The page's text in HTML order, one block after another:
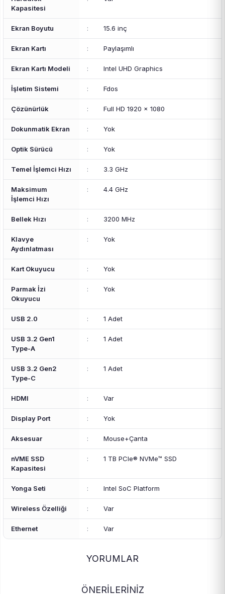
Kapasitesi
Ekran Boyutu : 15.6 inç
Ekran Kartı : Paylaşımlı
Ekran Kartı Modeli : Intel UHD Graphics
İşletim Sistemi : Fdos
Çözünürlük : Full HD 1920 x 1080
Dokunmatik Ekran : Yok
Optik Sürücü : Yok
Temel İşlemci Hızı : 3.3 GHz
Maksimum
İşlemci Hızı
: 4.4 GHz
Bellek Hızı : 3200 MHz
Klavye
Aydınlatması
: Yok
Kart Okuyucu : Yok
Parmak İzi
Okuyucu
: Yok
USB 2.0 : 1 Adet
USB 3.2 Gen1
Type-A
: 1 Adet
USB 3.2 Gen2
Type-C
: 1 Adet
HDMI : Var
Display Port : Yok
Aksesuar : Mouse+Çanta
nVME SSD
Kapasitesi
: 1 TB PCIe® NVMe™ SSD
Yonga Seti : Intel SoC Platform
Wireless Özelliği : Var
Ethernet : Var
YORUMLAR
ÖNERİLERİNİZ